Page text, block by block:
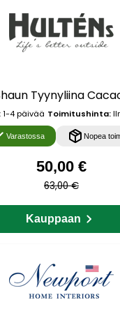
Tyynyliina
1-4 päivää Toimitushinta:
Varastossa Nopea
50,00 €
63,00 €
Kauppaan